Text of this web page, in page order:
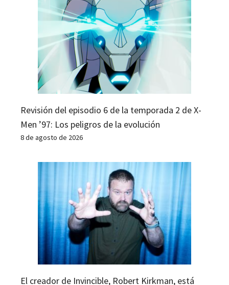
Revisión del episodio 6 de la temporada 2 de X-
Men ’97: Los peligros de la evolución
8 de agosto de 2026
El creador de Invincible, Robert Kirkman, está